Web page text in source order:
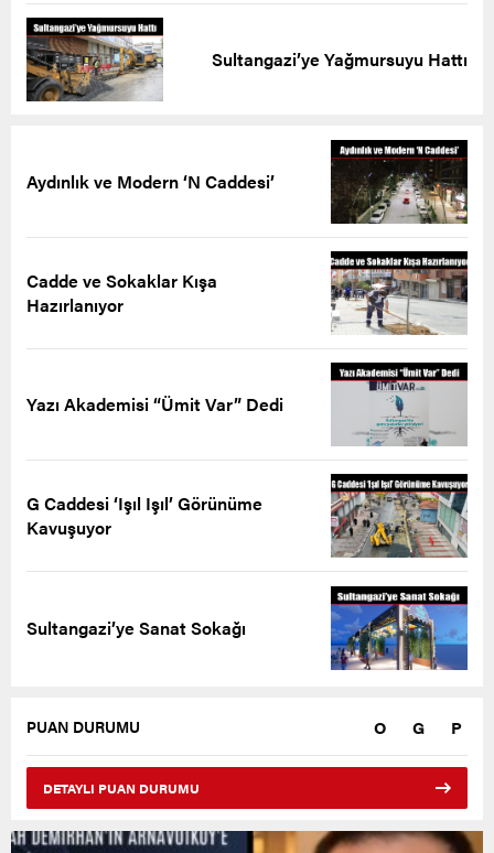
Sultangazi’ye Yağmursuyu Hattı
Aydınlık ve Modern ‘N Caddesi’
Cadde ve Sokaklar Kışa
Hazırlanıyor
Yazı Akademisi “Ümit Var” Dedi
G Caddesi ‘Işıl Işıl’ Görünüme
Kavuşuyor
Sultangazi’ye Sanat Sokağı
PUAN DURUMU O G P
DETAYLI PUAN DURUMU